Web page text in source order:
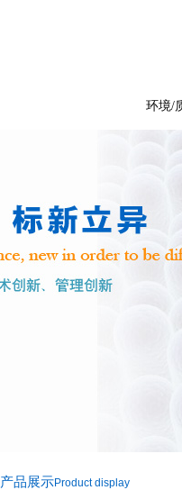
环境/
产品展示Product display